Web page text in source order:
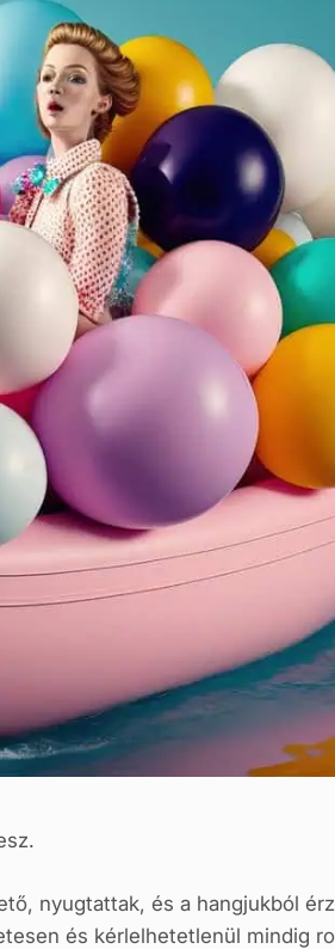
nyugtattak, és a hangjukból
és kérlelhetetlenül mindig